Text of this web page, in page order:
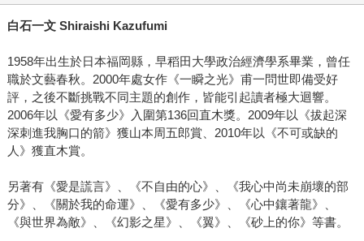
白石一文Shiraishi Kazufumi
1958年出生於日本福岡縣，早稻田大學政治經濟學系畢業，曾任
職於文藝春秋。2000年處女作《一瞬之光》甫一問世即備受好
評，之後不斷挑戰不同主題的創作，皆能引起讀者極大迴響。
2006年以《愛有多少》入圍第136回直木獎。2009年以《拔起深
深刺進我胸口的箭》獲山本周五郎賞、2010年以《不可或缺的
人》獲直木賞。
另著有《愛是謊言》、《不自由的心》、《我心中尚未崩壞的部
分》、《關於我的命運》、《愛有多少》、《心中鑲著龍》、
《與世界為敵》、《幻影之星》、《翼》、《砂上的你》等書。